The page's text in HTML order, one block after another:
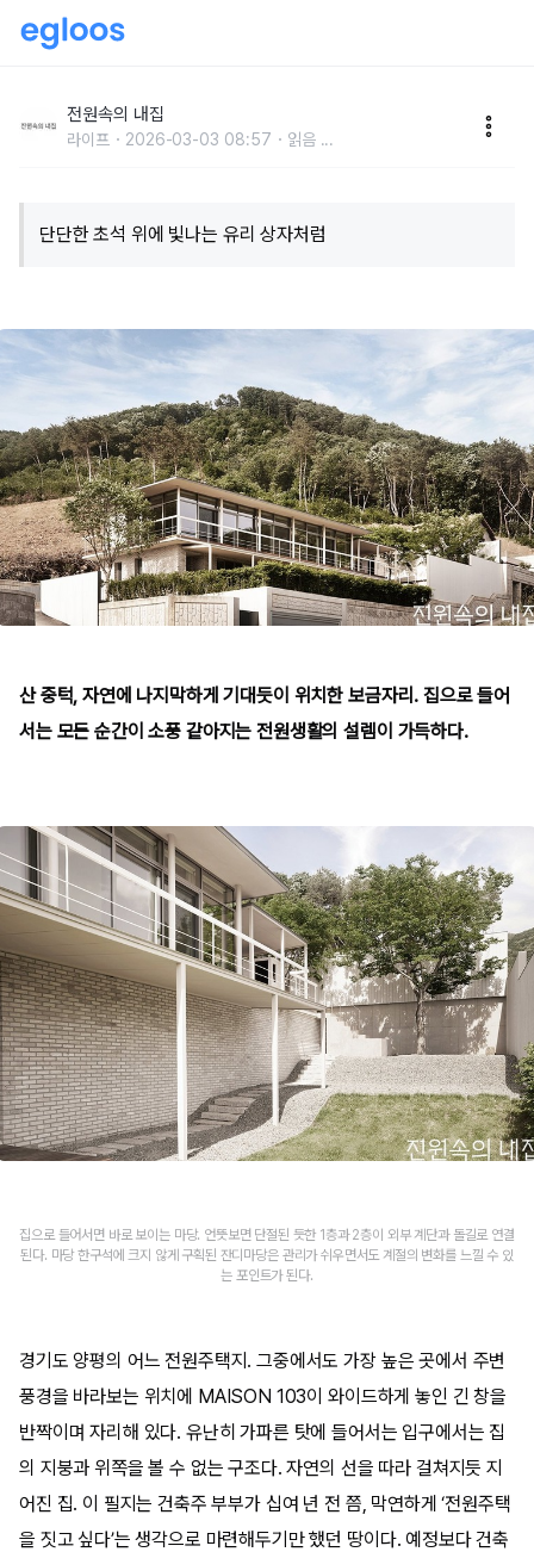
전원속의 내집
라이프 2026-03-03 08:57 읽음 ...
단단한 초석 위에 빛나는 유리 상자처럼
산 중턱, 자연에 나지막하게 기대듯이 위치한 보금자리. 집으로 들어
서는 모든 순간이 소풍 같아지는 전원생활의 설렘이 가득하다.
집으로 들어서면 바로 보이는 마당. 언뜻보면 단절된 듯한 1층과 2층이 외부 계단과 돌길로 연결
된다. 마당 한구석에 크지 않게 구획된 잔디마당은 관리가 쉬우면서도 계절의 변화를 느낄 수 있
는 포인트가 된다.
경기도 양평의 어느 전원주택지. 그중에서도 가장 높은 곳에서 주변
풍경을 바라보는 위치에 MAISON 103이 와이드하게 놓인 긴 창을
반짝이며 자리해 있다. 유난히 가파른 탓에 들어서는 입구에서는 집
의 지붕과 위쪽을 볼 수 없는 구조다. 자연의 선을 따라 걸쳐지듯 지
어진 집. 이 필지는 건축주 부부가 십여 년 전 쯤, 막연하게 ‘전원주택
을 짓고 싶다’는 생각으로 마련해두기만 했던 땅이다. 예정보다 건축